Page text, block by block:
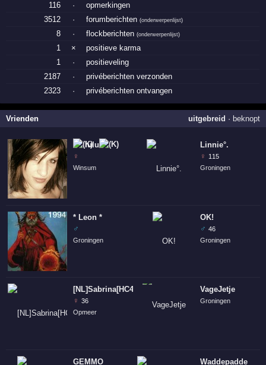
116
·
opmerkingen
3512
· forumberichten(onderwerpenlijst)
8 · flockberichten(onderwerpenlijst)
1 ×
positieve karma
1
·
positieveling
2187
·
privéberichten verzonden
2323
· privéberichten ontvangen
Vrienden uitgebreid · beknopt
lulu
♀
Winsum
* Leon *
♂
Groningen
[NL]Sabrina[HC4L]
♀ 36
Opmeer
GEMMO
Linnie°.
♀ 115
Groningen
OK!
♂ 46
Groningen
VageJetje
Groningen
Waddepadde